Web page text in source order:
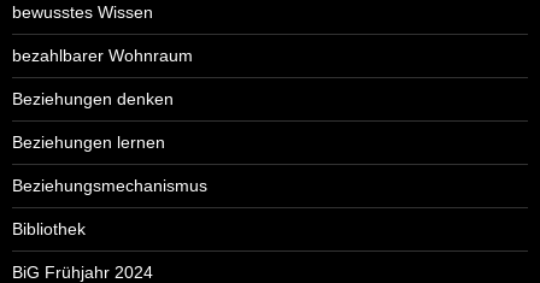
bewusstes Wissen
bezahlbarer Wohnraum
Beziehungen denken
Beziehungen lernen
Beziehungsmechanismus
Bibliothek
BiG Frühjahr 2024